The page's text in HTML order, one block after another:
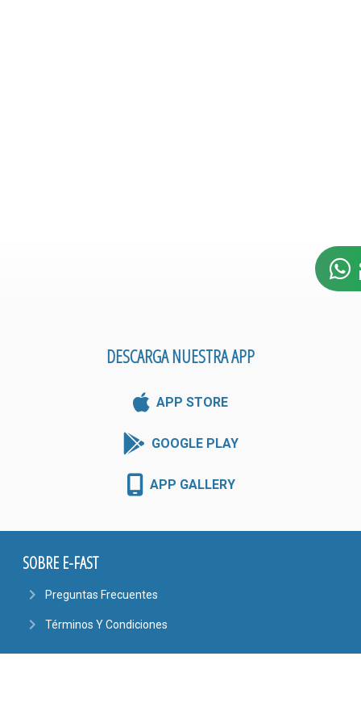
DESCARGA NUESTRA APP
APP STORE
GOOGLE PLAY
APP GALLERY
SOBRE E-FAST
navigate_next Preguntas Frecuentes
navigate_next Términos Y Condiciones